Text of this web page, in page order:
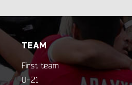
TEAM
First team
U-21